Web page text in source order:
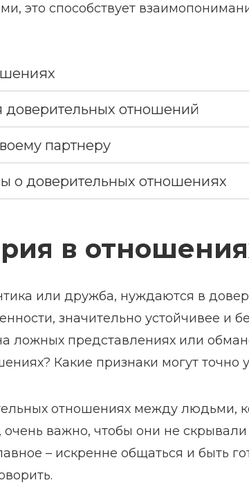
это способствует
доверительных отношений
партнеру
о доверительных отношениях
в
или дружба, нуждаются в
значительно устойчивее и
ложных представлениях или
Какие признаки могут точно
отношениях между людьми,
важно, чтобы они не
– искренне общаться и быть